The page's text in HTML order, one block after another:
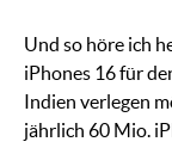
Und so höre ich
iPhones 16 für
Indien verlegen
jährlich 60 Mio.